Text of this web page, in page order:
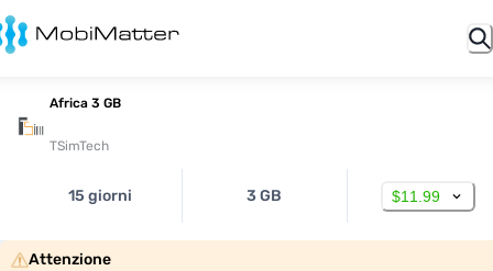
Africa 3 GB
TSimTech
15 giorni 3 GB $11.99
Attenzione